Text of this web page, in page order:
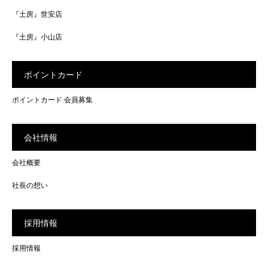
『土房』世安店
『土房』小山店
ポイントカード
ポイントカード 会員募集
会社情報
会社概要
社長の想い
採用情報
採用情報